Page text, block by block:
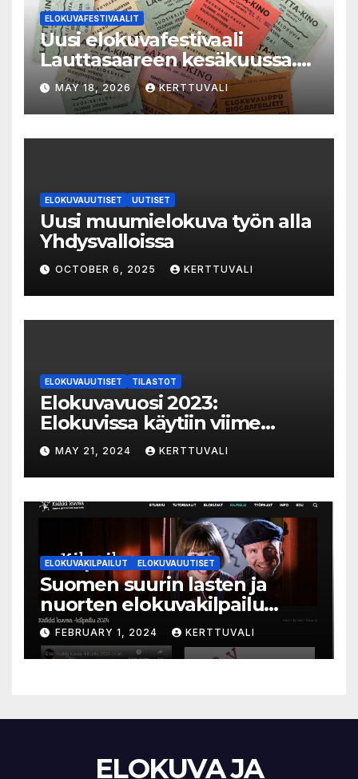
ELOKUVAFESTIVAALIT
Uusi elokuvafestivaali
Lauttasaareen kesäkuussa.
LAUTTA-KINO esittää kaikki
elokuvat 35mm-filmiltä.
MAY 18, 2026 KERTTUVALI
ELOKUVAUUTISET UUTISET
Uusi muumielokuva työn alla
Yhdysvalloissa
OCTOBER 6, 2025 KERTTUVALI
ELOKUVAUUTISET TILASTOT
Elokuvavuosi 2023:
Elokuvissa käytiin viime
vuonna 7,2 miljoonaa kertaa
ympäri Suomen
MAY 21, 2024 KERTTUVALI
ELOKUVAKILPAILUT ELOKUVAUUTISET
Suomen suurin lasten ja
nuorten elokuvakilpailu
alkaa – suojelijana Aki
Kaurismäki
FEBRUARY 1, 2024 KERTTUVALI
ELOKUVA JA